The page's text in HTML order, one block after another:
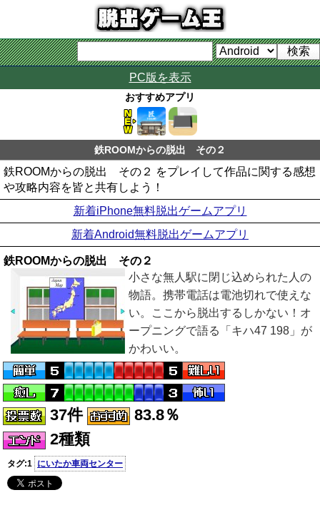
PC版を表示
おすすめアプリ
鉄ROOMからの脱出 その２
鉄ROOMからの脱出 その２ をプレイして作品に関する感想
や攻略内容を皆と共有しよう！
新着iPhone無料脱出ゲームアプリ
新着Android無料脱出ゲームアプリ
鉄ROOMからの脱出 その２
小さな無人駅に閉じ込められた人の
物語。携帯電話は電池切れで使えな
い。ここから脱出するしかない！オ
ープニングで語る「キハ47 198」が
かわいい。
37件
83.8％
2種類
タグ:1 にいたか車両センター